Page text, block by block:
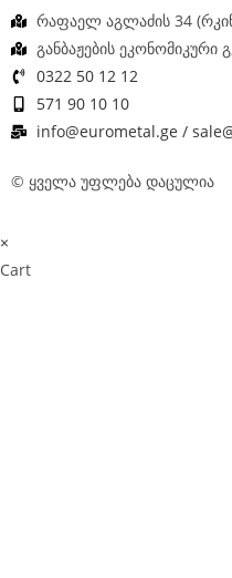
რაფაელ აგლაძის 34
განბაჟების ეკონომიკური
0322 50 12 12
571 90 10 10
info@eurometal.ge /
© ყველა უფლება დაცულია
×
Cart